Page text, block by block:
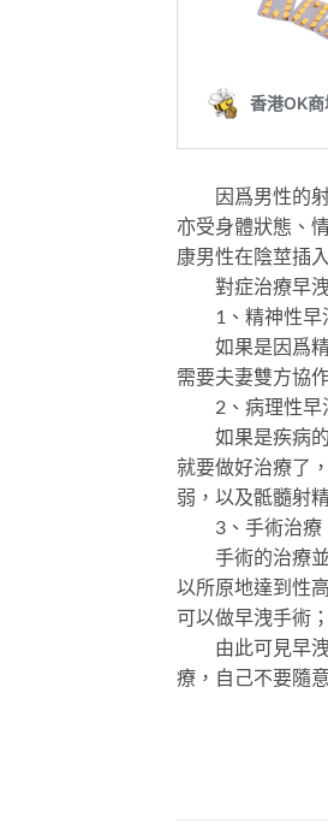
因爲男性的射
亦受身體狀態、
康男性在陰莖插
對症治療早洩
1、精神性早
如果是因爲精
需要夫妻雙方協
2、病理性早
如果是疾病的
就要做好治療了
弱，以及骶髓射
3、手術治療
手術的治療並
以所原地達到性
可以做早洩手術
由此可見早洩
療，自己不要隨